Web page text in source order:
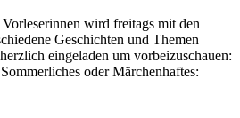
wird freitags mit den
Geschichten und Themen
eingeladen um vorbeizuschauen:
oder Märchenhaftes: